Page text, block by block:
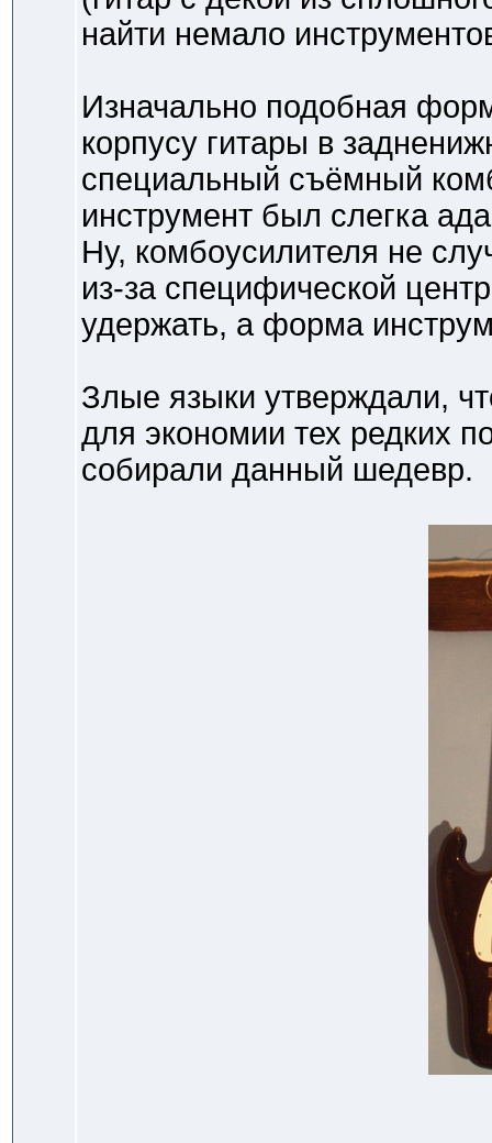
найти немало
Изначально подобная
корпусу гитары в
специальный съёмный
инструмент был слегка
Ну, комбоусилителя не
из-за специфической
удержать, а форма
Злые языки утверждали,
для экономии тех редких
собирали данный шедевр.